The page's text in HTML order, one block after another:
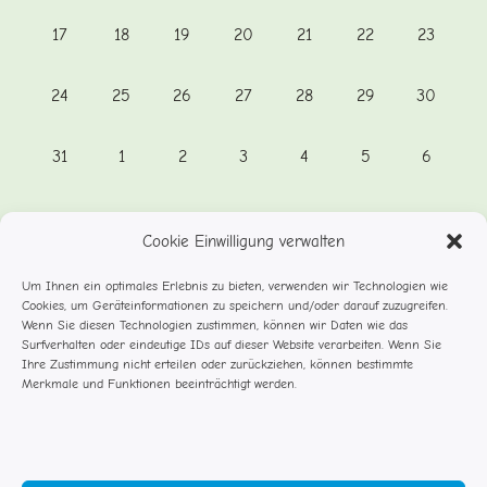
Cookie Einwilligung verwalten
Um Ihnen ein optimales Erlebnis zu bieten, verwenden wir Technologien wie
Cookies, um Geräteinformationen zu speichern und/oder darauf zuzugreifen.
Wenn Sie diesen Technologien zustimmen, können wir Daten wie das
Surfverhalten oder eindeutige IDs auf dieser Website verarbeiten. Wenn Sie
Ihre Zustimmung nicht erteilen oder zurückziehen, können bestimmte
Merkmale und Funktionen beeinträchtigt werden.
0
17
0
18
0
19
0
20
0
21
0
22
0
23
0
24
0
25
0
26
0
27
0
28
0
29
0
30
0
31
01
0
2
0
3
0
4
0
5
0
6
Es gibt keine Veranstaltungen an diesem Tag.
Dieser Monat
Kalender abonnieren